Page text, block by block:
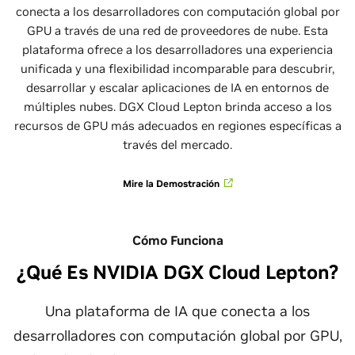
conecta a los desarrolladores con computación global por
GPU a través de una red de proveedores de nube. Esta
plataforma ofrece a los desarrolladores una experiencia
unificada y una flexibilidad incomparable para descubrir,
desarrollar y escalar aplicaciones de IA en entornos de
múltiples nubes. DGX Cloud Lepton brinda acceso a los
recursos de GPU más adecuados en regiones específicas a
través del mercado.
Mire la Demostración
Cómo Funciona
¿Qué Es NVIDIA DGX Cloud Lepton?
Una plataforma de IA que conecta a los
desarrolladores con computación global por GPU,